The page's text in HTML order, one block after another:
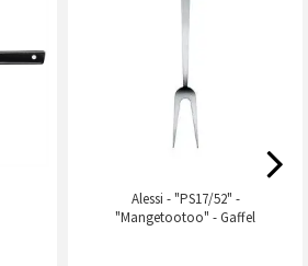
Alessi - "PS17/52" -
"Mangetootoo" - Gaffel